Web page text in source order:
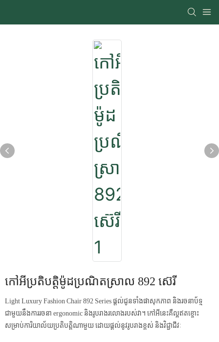
កៅអីប្រតិបត្តិម៉ូដប្រណិតស្រាល 892 ស៊េរី
Light Luxury Fashion Chair 892 Series ផ្តល់ជូនទាំងផាសុកភាព និងរចនាប័ទ្ម
ជាមួយនឹងការរចនា ergonomic និងរូបរាងរលោងរបស់វា។ កៅអីនេះគឺល្អឥតខ្ចោះ
សម្រាប់ការិយាល័យប្រតិបត្តិណាមួយ ដោយផ្តល់នូវរូបរាងខ្ពស់ និងវិជ្ជាជីវៈ